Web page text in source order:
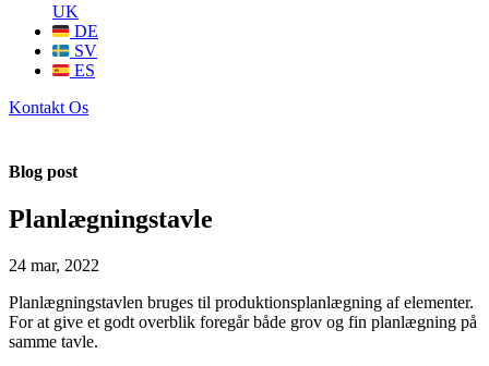
UK
DE
SV
ES
Kontakt Os
Blog post
Planlægningstavle
24 mar, 2022
Planlægningstavlen bruges til produktionsplanlægning af elementer.
For at give et godt overblik foregår både grov og fin planlægning på
samme tavle.